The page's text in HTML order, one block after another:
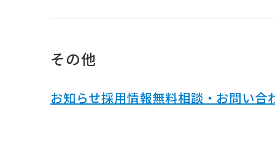
その他
お知らせ採用情報無料相談・お問い合